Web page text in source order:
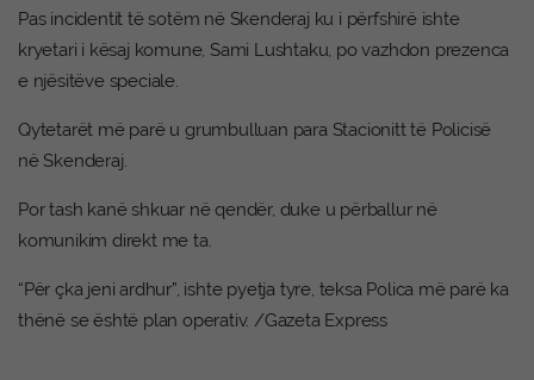
Pas incidentit të sotëm në Skenderaj ku i përfshirë ishte
kryetari i kësaj komune, Sami Lushtaku, po vazhdon prezenca
e njësitëve speciale.
Qytetarët më parë u grumbulluan para Stacionitt të Policisë
në Skenderaj.
Por tash kanë shkuar në qendër, duke u përballur në
komunikim direkt me ta.
“Për çka jeni ardhur”, ishte pyetja tyre, teksa Polica më parë ka
thënë se është plan operativ. /Gazeta Express